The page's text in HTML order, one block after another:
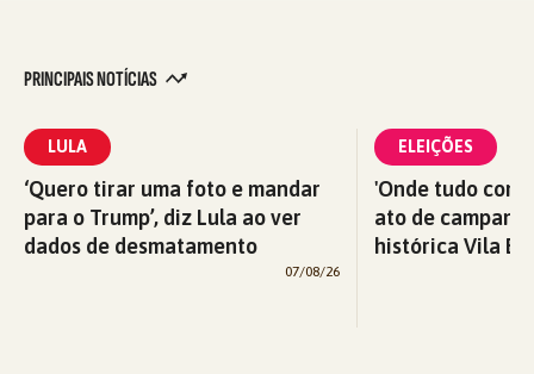
PRINCIPAIS NOTÍCIAS
LULA
‘Quero tirar uma foto e mandar
para o Trump’, diz Lula ao ver
dados de desmatamento
07/08/26
ELEIÇÕES
'Onde tudo
ato de
histórica Vila